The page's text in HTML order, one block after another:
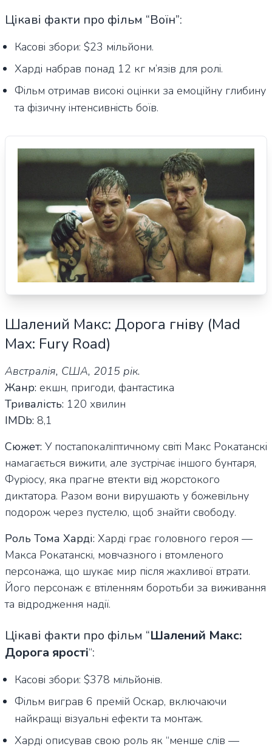
Цікаві факти про фільм “Воїн”:
Касові збори: $23 мільйони.
Харді набрав понад 12 кг м’язів для ролі.
Фільм отримав високі оцінки за емоційну глибину
та фізичну інтенсивність боїв.
Шалений Макс: Дорога гніву (Mad
Max: Fury Road)
Австралія, США, 2015 рік.
Жанр: екшн, пригоди, фантастика
Тривалість: 120 хвилин
IMDb: 8,1
Сюжет: У постапокаліптичному світі Макс Рокатанскі
намагається вижити, але зустрічає іншого бунтаря,
Фуріосу, яка прагне втекти від жорстокого
диктатора. Разом вони вирушають у божевільну
подорож через пустелю, щоб знайти свободу.
Роль Тома Харді: Харді грає головного героя —
Макса Рокатанскі, мовчазного і втомленого
персонажа, що шукає мир після жахливої втрати.
Його персонаж є втіленням боротьби за виживання
та відродження надії.
Цікаві факти про фільм “Шалений Макс:
Дорога ярості“:
Касові збори: $378 мільйонів.
Фільм виграв 6 премій Оскар, включаючи
найкращі візуальні ефекти та монтаж.
Харді описував свою роль як “менше слів —